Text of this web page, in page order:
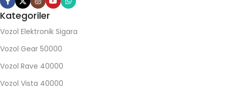
Kategoriler
Vozol Elektronik Sigara
Vozol Gear 50000
Vozol Rave 40000
Vozol Vista 40000